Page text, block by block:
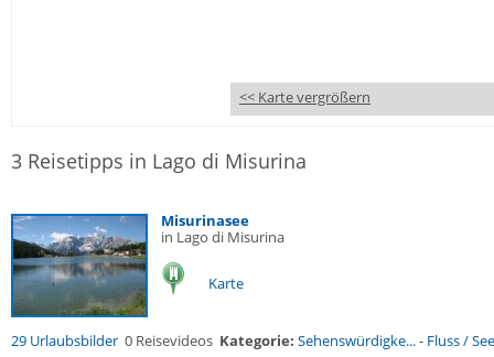
<< Karte vergrößern
3 Reisetipps in Lago di Misurina
Misurinasee
in Lago di Misurina
Karte
29 Urlaubsbilder 0 Reisevideos Kategorie: Sehenswürdigke...- Fluss /